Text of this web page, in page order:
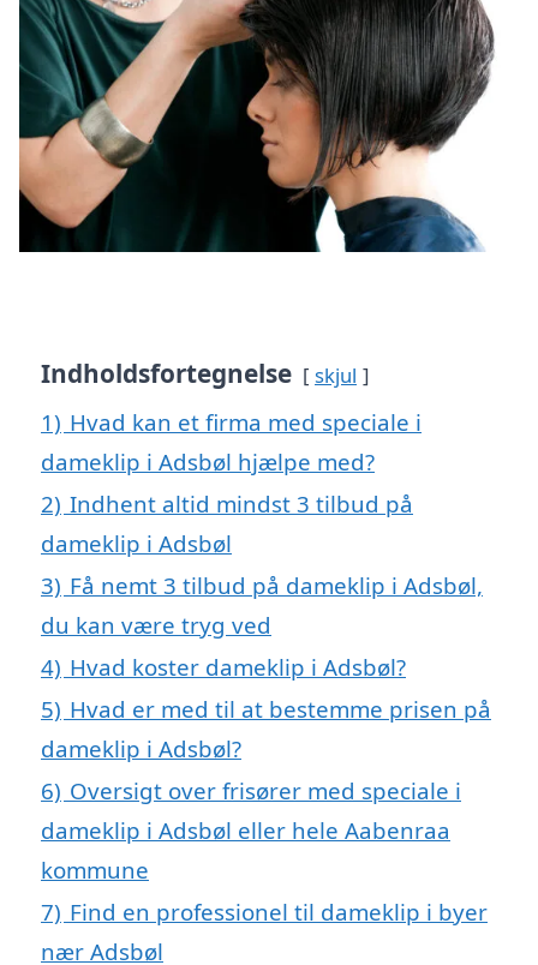
Indholdsfortegnelse skjul
1) Hvad kan et firma med speciale i
dameklip i Adsbøl hjælpe med?
2) Indhent altid mindst 3 tilbud på
dameklip i Adsbøl
3) Få nemt 3 tilbud på dameklip i Adsbøl,
du kan være tryg ved
4) Hvad koster dameklip i Adsbøl?
5) Hvad er med til at bestemme prisen på
dameklip i Adsbøl?
6) Oversigt over frisører med speciale i
dameklip i Adsbøl eller hele Aabenraa
kommune
7) Find en professionel til dameklip i byer
nær Adsbøl